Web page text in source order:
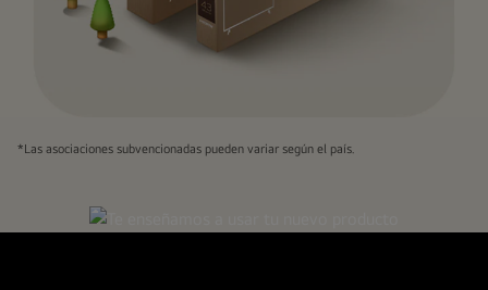
LG
fondo
*Las asociaciones subvencionadas pueden variar según el país.